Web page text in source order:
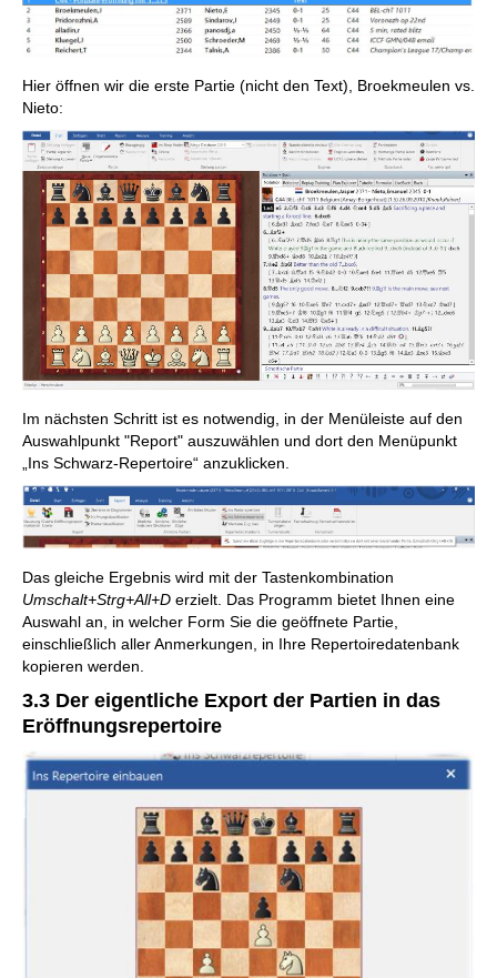
Hier öffnen wir die erste Partie (nicht den Text), Broekmeulen vs.
Nieto:
Im nächsten Schritt ist es notwendig, in der Menüleiste auf den
Auswahlpunkt "Report" auszuwählen und dort den Menüpunkt
„Ins Schwarz-Repertoire“ anzuklicken.
Das gleiche Ergebnis wird mit der Tastenkombination
Umschalt+Strg+All+D erzielt. Das Programm bietet Ihnen eine
Auswahl an, in welcher Form Sie die geöffnete Partie,
einschließlich aller Anmerkungen, in Ihre Repertoiredatenbank
kopieren werden.
3.3 Der eigentliche Export der Partien in das
Eröffnungsrepertoire